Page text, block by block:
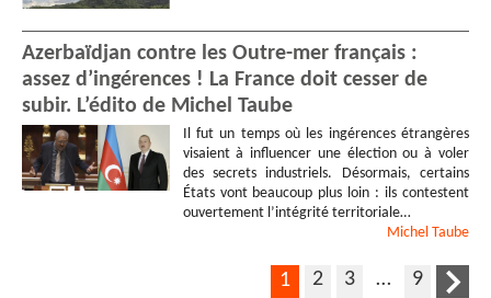
Azerbaïdjan contre les Outre-mer français :
assez d’ingérences ! La France doit cesser de
subir. L’édito de Michel Taube
Il fut un temps où les ingérences étrangères
visaient à influencer une élection ou à voler
des secrets industriels. Désormais, certains
États vont beaucoup plus loin : ils contestent
ouvertement l’intégrité territoriale…
Michel Taube
1 2 3 … 9